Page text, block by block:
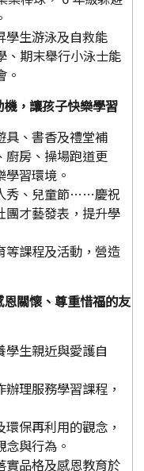
學生游泳及自救能
、期末舉行小泳士能
。
機，讓孩子快樂學習
具、書香及禮堂補
廚房、操場跑道更
習環境。
秀、兒童節……慶祝
團才藝發表，提升學
等課程及活動，營造
恩關懷、尊重惜福的友
生親近與愛護自
理服務學習課程，
保再利用的觀念，
與行為。
實品格及感恩教育於